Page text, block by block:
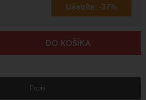
Ušetríte: -37%
DO KOŠÍKA
Popis